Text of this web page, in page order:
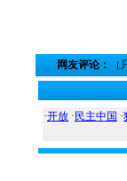
网友评论：
·开放 · 民主中国 ·